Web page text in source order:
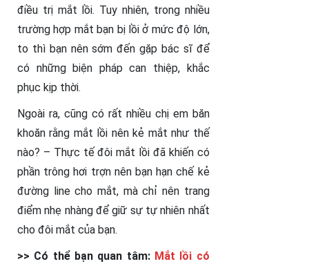
điều trị mắt lồi. Tuy nhiên, trong nhiều
trường hợp mắt bạn bị lồi ở mức độ lớn,
to thì bạn nên sớm đến gặp bác sĩ để
có những biện pháp can thiệp, khắc
phục kịp thời.
Ngoài ra, cũng có rất nhiều chị em băn
khoăn rằng mắt lồi nên kẻ mắt như thế
nào? – Thực tế đôi mắt lồi đã khiến có
phần trông hơi trợn nên bạn hạn chế kẻ
đường line cho mắt, mà chỉ nên trang
điểm nhẹ nhàng để giữ sự tự nhiên nhất
cho đôi mắt của bạn.
>> Có thể bạn quan tâm: Mắt lồi có